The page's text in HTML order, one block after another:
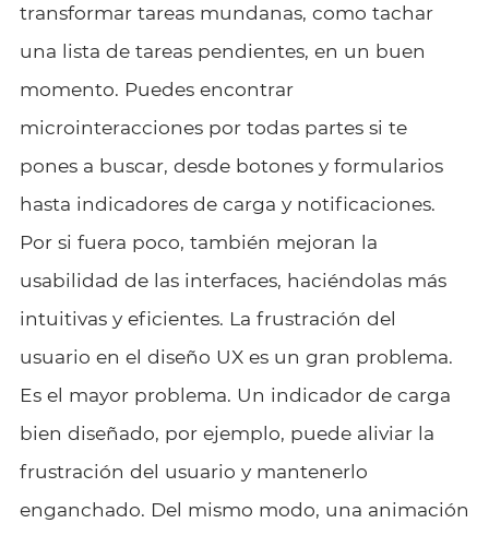
transformar tareas mundanas, como tachar
una lista de tareas pendientes, en un buen
momento. Puedes encontrar
microinteracciones por todas partes si te
pones a buscar, desde botones y formularios
hasta indicadores de carga y notificaciones.
Por si fuera poco, también mejoran la
usabilidad de las interfaces, haciéndolas más
intuitivas y eficientes. La frustración del
usuario en el diseño UX es un gran problema.
Es el mayor problema. Un indicador de carga
bien diseñado, por ejemplo, puede aliviar la
frustración del usuario y mantenerlo
enganchado. Del mismo modo, una animación